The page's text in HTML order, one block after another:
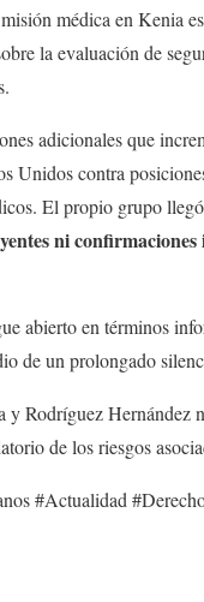
médica en Kenia
la evaluación de
adicionales que
Unidos contra
El propio grupo
ni confirmaciones
abierto en términos
de un prolongado
y Rodríguez Hernández
de los riesgos
#Actualidad